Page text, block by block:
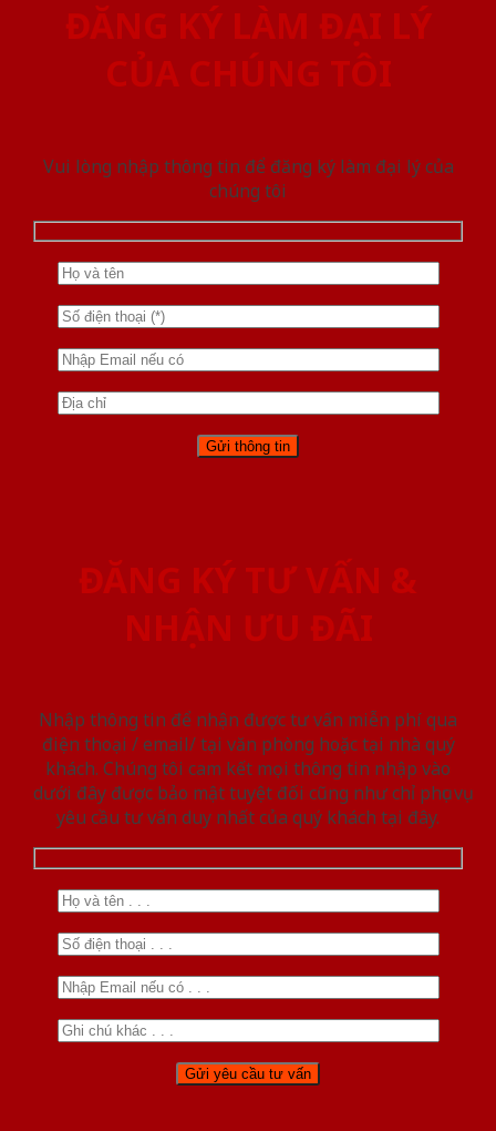
ĐĂNG KÝ LÀM ĐẠI LÝ
CỦA CHÚNG TÔI
Vui lòng nhập thông tin để đăng ký làm đại lý của
chúng tôi
ĐĂNG KÝ TƯ VẤN &
NHẬN ƯU ĐÃI
Nhập thông tin để nhận được tư vấn miễn phí qua
điện thoại / email/ tại văn phòng hoặc tại nhà quý
khách. Chúng tôi cam kết mọi thông tin nhập vào
dưới đây được bảo mật tuyệt đối cũng như chỉ phục vụ
yêu cầu tư vấn duy nhất của quý khách tại đây.